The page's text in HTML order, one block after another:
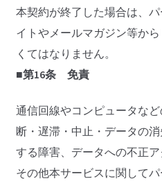
本契約が終了した場合は、
イトやメールマガジン等か
くてはなりません。
■第16条 免責
通信回線やコンピュータな
断・遅滞・中止・データの
する障害、データへの不正ア
その他本サービスに関して